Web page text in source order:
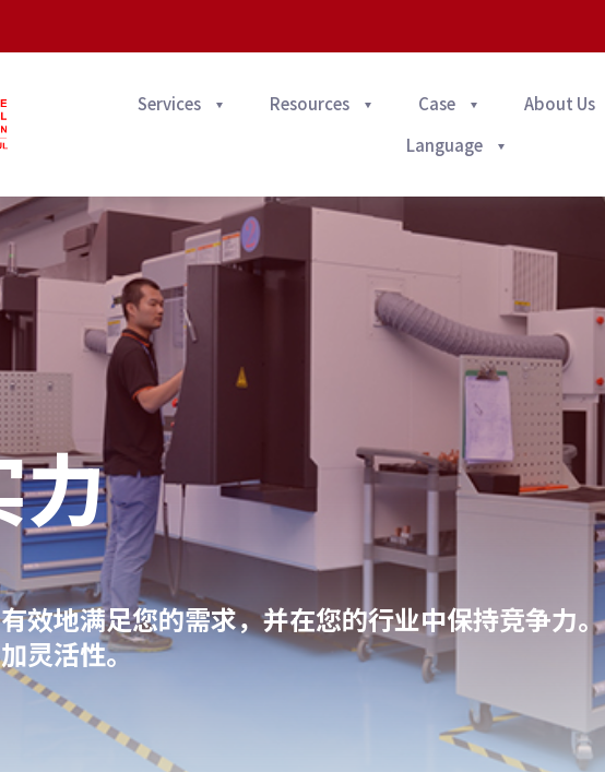
Services Resources Case About Us
Language
力
效地满足您的需求，并在您的行业中保持竞争力。
灵活性。